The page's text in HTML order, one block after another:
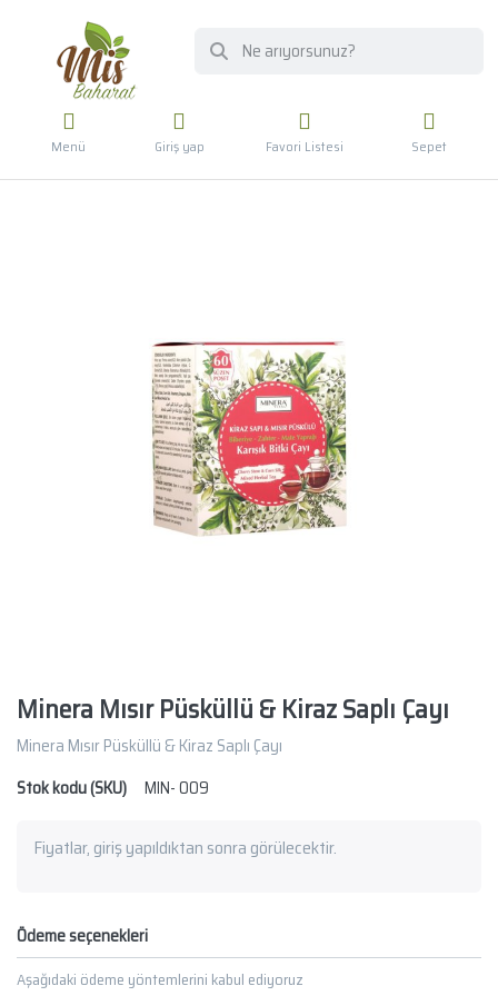
Menü Giriş yap Favori Listesi Sepet
Minera Mısır Püsküllü & Kiraz Saplı Çayı
Minera Mısır Püsküllü & Kiraz Saplı Çayı
Stok kodu (SKU)
MIN- 009
Fiyatlar, giriş yapıldıktan sonra görülecektir.
Ödeme seçenekleri
Aşağıdaki ödeme yöntemlerini kabul ediyoruz